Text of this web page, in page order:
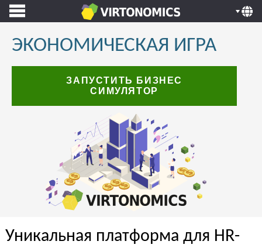
ЭКОНОМИЧЕСКАЯ ИГРА
ЗАПУСТИТЬ БИЗНЕС
СИМУЛЯТОР
Уникальная платформа для HR-